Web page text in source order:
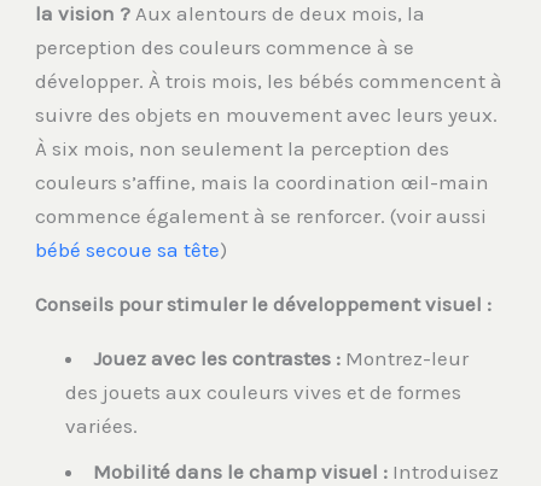
la vision ? Aux alentours de deux mois, la
perception des couleurs commence à se
développer. À trois mois, les bébés commencent à
suivre des objets en mouvement avec leurs yeux.
À six mois, non seulement la perception des
couleurs s’affine, mais la coordination œil-main
commence également à se renforcer. (voir aussi
bébé secoue sa tête)
Conseils pour stimuler le développement visuel :
Jouez avec les contrastes : Montrez-leur
des jouets aux couleurs vives et de formes
variées.
Mobilité dans le champ visuel : Introduisez